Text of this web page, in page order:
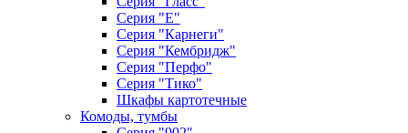
Серия "Е"
Серия "Карнеги"
Серия "Кембридж"
Серия "Перфо"
Серия "Тико"
Шкафы картотечные
Комоды, тумбы